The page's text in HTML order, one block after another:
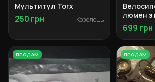
Мультитул Torx
250 грн Козелець
люмен з
сигналом
699 грн
ПРОДАМ ПРОДАМ